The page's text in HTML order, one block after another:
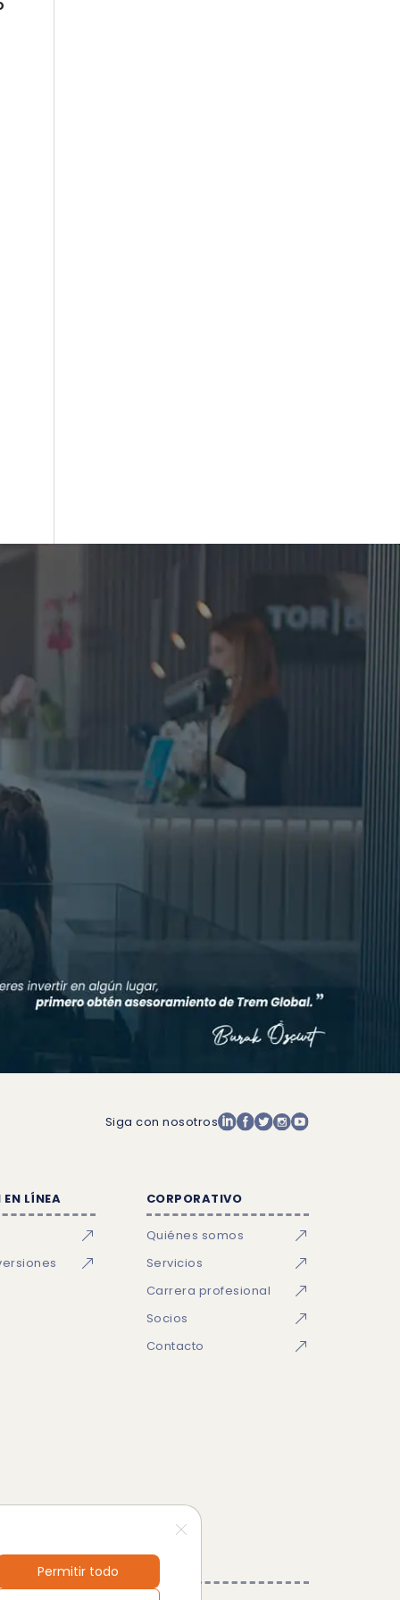
Permitir todo
Siga con nosotros
EN LÍNEA CORPORATIVO
Quiénes somos
Servicios
Carrera profesional
Socios
Contacto